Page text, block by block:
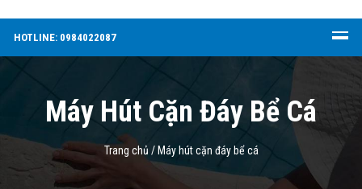
HOTLINE: 0984022087
Máy Hút Cặn Đáy Bể Cá
Trang chủ / Máy hút cặn đáy bể cá